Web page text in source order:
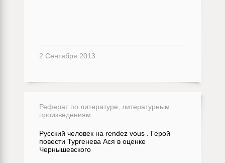
2 Сентября 2013
Реферат по литературе, литературным
произведениям
Русский человек на rendez vous . Герой
повести Тургенева Ася в оценке
Чернышевского